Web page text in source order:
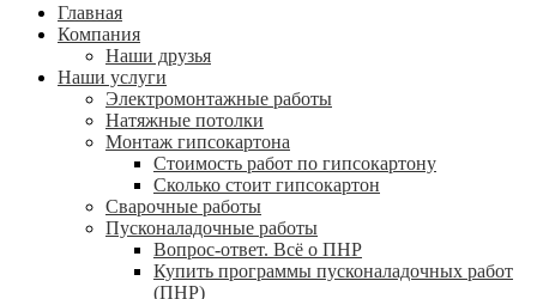
Главная
Компания
Наши друзья
Наши услуги
Электромонтажные работы
Натяжные потолки
Монтаж гипсокартона
Стоимость работ по гипсокартону
Сколько стоит гипсокартон
Сварочные работы
Пусконаладочные работы
Вопрос-ответ. Всё о ПНР
Купить программы пусконаладочных работ
(ПНР)